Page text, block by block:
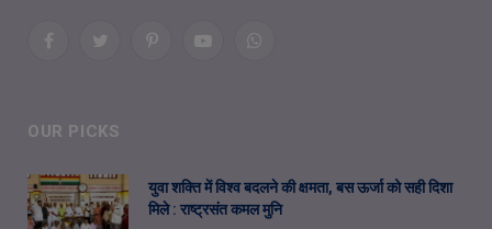
FacebookTwitterPinterestYouTubeWhatsApp
OUR PICKS
युवा शक्ति में विश्व बदलने की क्षमता, बस ऊर्जा को सही दिशा
मिले : राष्ट्रसंत कमल मुनि